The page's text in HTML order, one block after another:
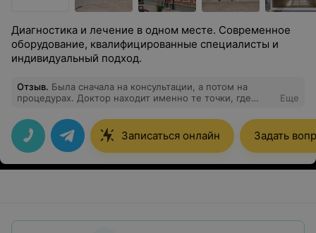
Диагностика и лечение в одном месте. Современное
оборудование, квалифицированные специалисты и
индивидуальный подход.
Отзыв. Была сначала на консультации, а потом на
процедурах. Доктор находит именно те точки, где
и иглоукалывания уменьшилась зажатость в шее и
плечах, головная боль.
Еще
Записаться онлайн Задать